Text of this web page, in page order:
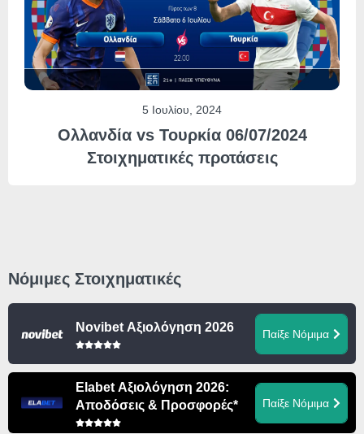
Νόμιμες Στοιχηματικές
Novibet Αξιολόγηση 2026 Παίξε Νόμιμα
Elabet Αξιολόγηση 2026:
Αποδόσεις & Προσφορές*
Παίξε Νόμιμα
5 Ιουλίου, 2024
Ολλανδία vs Τουρκία 06/07/2024
Στοιχηματικές προτάσεις